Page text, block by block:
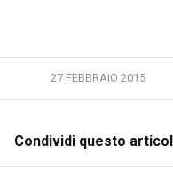
27 FEBBRAIO 2015
Condividi questo